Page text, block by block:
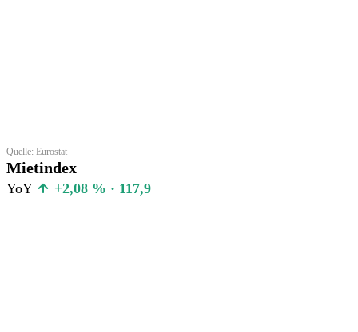
Quelle: Eurostat
Mietindex
YoY +2,08 % · 117,9